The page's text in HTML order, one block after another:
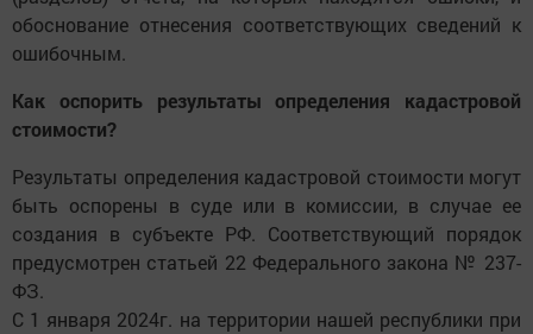
обоснование отнесения соответствующих сведений к
ошибочным.
Как оспорить результаты определения кадастровой
стоимости?
Результаты определения кадастровой стоимости могут
быть оспорены в суде или в комиссии, в случае ее
создания в субъекте РФ. Соответствующий порядок
предусмотрен статьей 22 Федерального закона № 237-
ФЗ.
С 1 января 2024г. на территории нашей республики при